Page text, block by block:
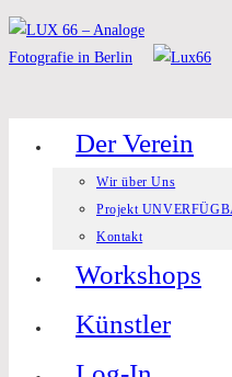
Zum
Inhalt
Der Verein
Wir über Uns
Projekt
Kontakt
Workshops
Künstler